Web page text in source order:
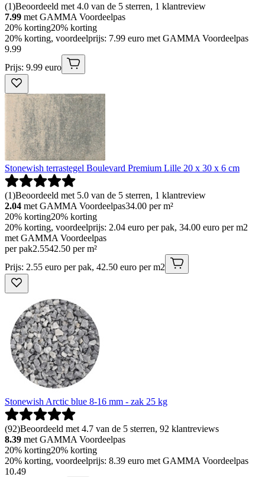
(1)Beoordeeld met 4.0 van de 5 sterren, 1 klantreview
7.99 met GAMMA Voordeelpas
20% korting20% korting
20% korting, voordeelprijs: 7.99 euro met GAMMA Voordeelpas
9.99
Prijs: 9.99 euro
Stonewish terrastegel Boulevard Premium Lille 20 x 30 x 6 cm
(1)Beoordeeld met 5.0 van de 5 sterren, 1 klantreview
2.04 met GAMMA Voordeelpas34.00 per m²
20% korting20% korting
20% korting, voordeelprijs: 2.04 euro per pak, 34.00 euro per m2
met GAMMA Voordeelpas
per pak2.5542.50 per m²
Prijs: 2.55 euro per pak, 42.50 euro per m2
Stonewish Arctic blue 8-16 mm - zak 25 kg
(92)Beoordeeld met 4.7 van de 5 sterren, 92 klantreviews
8.39 met GAMMA Voordeelpas
20% korting20% korting
20% korting, voordeelprijs: 8.39 euro met GAMMA Voordeelpas
10.49